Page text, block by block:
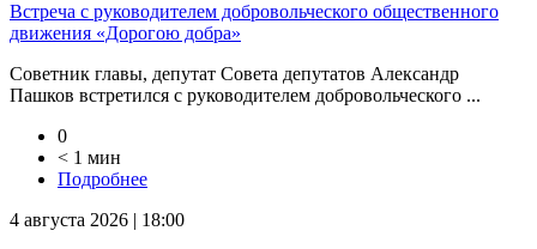
Встреча с руководителем добровольческого общественного
движения «Дорогою добра»
Советник главы, депутат Совета депутатов Александр
Пашков встретился с руководителем добровольческого ...
0
< 1 мин
Подробнее
4 августа 2026 | 18:00